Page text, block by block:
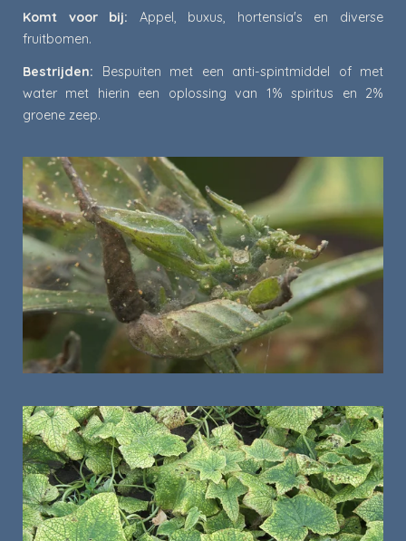
Komt voor bij: Appel, buxus, hortensia's en diverse
fruitbomen.
Bestrijden: Bespuiten met een anti-spintmiddel of met
water met hierin een oplossing van 1% spiritus en 2%
groene zeep.